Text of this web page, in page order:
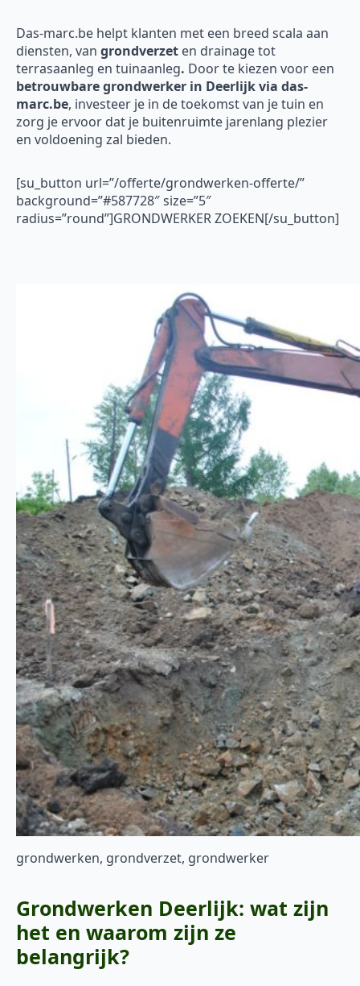
Das-marc.be helpt klanten met een breed scala aan
diensten, van grondverzet en drainage tot
terrasaanleg en tuinaanleg. Door te kiezen voor een
betrouwbare grondwerker in Deerlijk via das-
marc.be, investeer je in de toekomst van je tuin en
zorg je ervoor dat je buitenruimte jarenlang plezier
en voldoening zal bieden.
[su_button url=”/offerte/grondwerken-offerte/”
background=”#587728″ size=”5″
radius=”round”]GRONDWERKER ZOEKEN[/su_button]
grondwerken, grondverzet, grondwerker
Grondwerken Deerlijk: wat zijn
het en waarom zijn ze
belangrijk?